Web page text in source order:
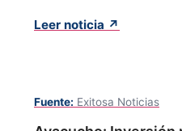
Leer noticia ↗
Fuente: Exitosa Noticias